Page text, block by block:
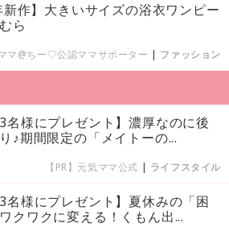
新作】大きいサイズの浴衣ワンピー
ら
マ@ちー♡公認ママサポーター ファッション
3名様にプレゼント】濃厚なのに後
♪期間限定の「メイトーの...
【PR】元気ママ公式 ライフスタイル
3名様にプレゼント】夏休みの「困
クワクに変える！くもん出...